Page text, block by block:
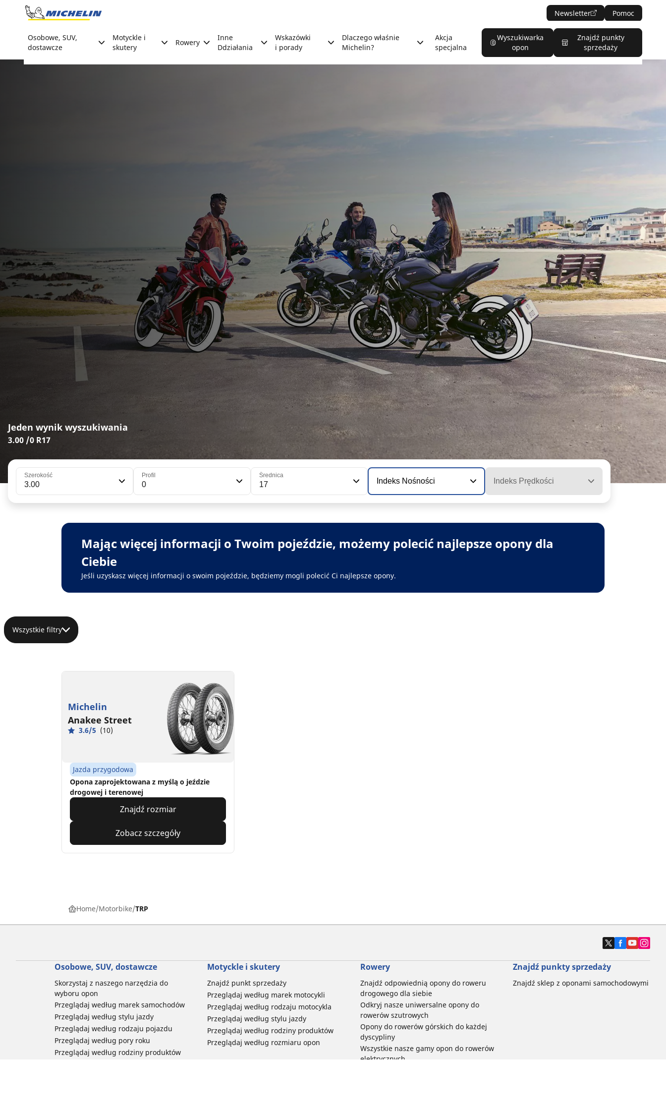
Go to page content
Newsletter Pomoc
Osobowe, SUV,
dostawcze
Motyckle i
skutery
Rowery
Inne
Ddziałania
Wskazówki
i porady
Dlaczego właśnie
Michelin?
Akcja
specjalna
Wyszukiwarka
opon
Znajdź punkty
sprzedaży
Jeden wynik wyszukiwania
3.00 /0 R17
Szerokość
3.00
Profil
0
Średnica
17 Indeks Nośności Indeks Prędkości
Mając więcej informacji o Twoim pojeździe, możemy polecić najlepsze opony dla
Ciebie
Jeśli uzyskasz więcej informacji o swoim pojeździe, będziemy mogli polecić Ci najlepsze opony.
Wszystkie filtry
Michelin
Anakee Street
3.6/5 (10)
Jazda przygodowa
Opona zaprojektowana z myślą o jeździe
drogowej i terenowej
Znajdź rozmiar
Zobacz szczegóły
Home Motorbike TRP
Osobowe, SUV, dostawcze
Skorzystaj z naszego narzędzia do
wyboru opon
Przeglądaj według marek samochodów
Przeglądaj według stylu jazdy
Przeglądaj według rodzaju pojazdu
Przeglądaj według pory roku
Przeglądaj według rodziny produktów
Motyckle i skutery
Znajdź punkt sprzedaży
Przeglądaj według marek motocykli
Przeglądaj według rodzaju motocykla
Przeglądaj według stylu jazdy
Przeglądaj według rodziny produktów
Przeglądaj według rozmiaru opon
Rowery
Znajdź odpowiednią opony do roweru
drogowego dla siebie
Odkryj nasze uniwersalne opony do
rowerów szutrowych
Opony do rowerów górskich do każdej
dyscypliny
Wszystkie nasze gamy opon do rowerów
elektrycznych
Znajdź punkty sprzedaży
Znajdź sklep z oponami samochodowymi